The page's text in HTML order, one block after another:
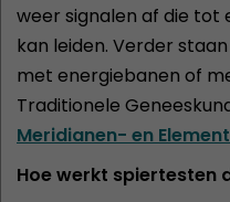
weer signalen af die tot
kan leiden. Verder
met energiebanen of
Traditionele
Meridianen- en
Hoe werkt spiertesten